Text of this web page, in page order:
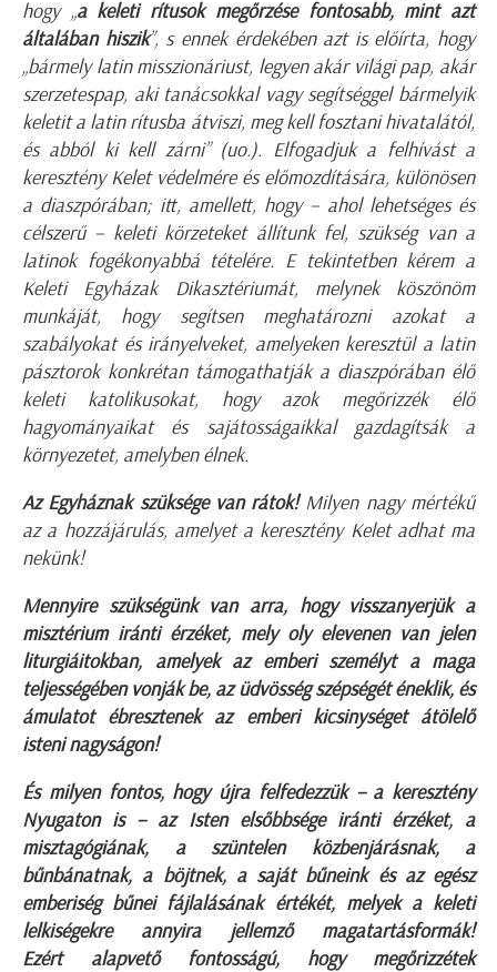
hogy „a keleti rítusok megőrzése fontosabb, mint azt
általában hiszik”, s ennek érdekében azt is előírta, hogy
„bármely latin misszionáriust, legyen akár világi pap, akár
szerzetespap, aki tanácsokkal vagy segítséggel bármelyik
keletit a latin rítusba átviszi, meg kell fosztani hivatalától,
és abból ki kell zárni” (uo.). Elfogadjuk a felhívást a
keresztény Kelet védelmére és előmozdítására, különösen
a diaszpórában; itt, amellett, hogy – ahol lehetséges és
célszerű – keleti körzeteket állítunk fel, szükség van a
latinok fogékonyabbá tételére. E tekintetben kérem a
Keleti Egyházak Dikasztériumát, melynek köszönöm
munkáját, hogy segítsen meghatározni azokat a
szabályokat és irányelveket, amelyeken keresztül a latin
pásztorok konkrétan támogathatják a diaszpórában élő
keleti katolikusokat, hogy azok megőrizzék élő
hagyományaikat és sajátosságaikkal gazdagítsák a
környezetet, amelyben élnek.
Az Egyháznak szüksége van rátok!Milyen nagy mértékű
az a hozzájárulás, amelyet a keresztény Kelet adhat ma
nekünk!
Mennyire szükségünk van arra, hogy visszanyerjük a
misztérium iránti érzéket, mely oly elevenen van jelen
liturgiáitokban, amelyek az emberi személyt a maga
teljességében vonják be, az üdvösség szépségét éneklik, és
ámulatot ébresztenek az emberi kicsinységet átölelő
isteni nagyságon!
És milyen fontos, hogy újra felfedezzük – a keresztény
Nyugaton is – az Isten elsőbbsége iránti érzéket, a
misztagógiának, a szüntelen közbenjárásnak, a
bűnbánatnak, a böjtnek, a saját bűneink és az egész
emberiség bűnei fájlalásának értékét, melyek a keleti
lelkiségekre annyira jellemző magatartásformák!
Ezért alapvető fontosságú, hogy megőrizzétek